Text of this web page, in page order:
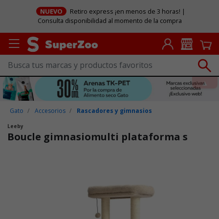
NUEVO
Retiro express ¡en menos de 3 horas! |
Consulta disponibilidad al momento de la compra
Gato Accesorios Rascadores y gimnasios
Leeby
Boucle gimnasiomulti plataforma s